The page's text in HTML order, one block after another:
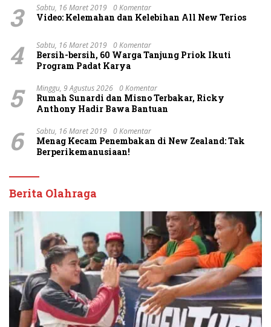
3 Sabtu, 16 Maret 2019 0 Komentar
Video: Kelemahan dan Kelebihan All New Terios
4 Sabtu, 16 Maret 2019 0 Komentar
Bersih-bersih, 60 Warga Tanjung Priok Ikuti
Program Padat Karya
5 Minggu, 9 Agustus 2026 0 Komentar
Rumah Sunardi dan Misno Terbakar, Ricky
Anthony Hadir Bawa Bantuan
6 Sabtu, 16 Maret 2019 0 Komentar
Menag Kecam Penembakan di New Zealand: Tak
Berperikemanusiaan!
Berita Olahraga